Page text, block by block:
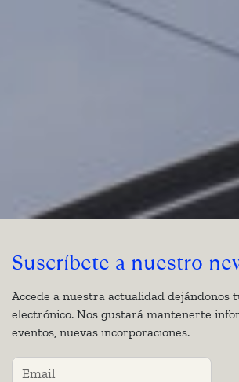
Suscríbete a nuestro
Accede a nuestra actualidad dejándonos
electrónico. Nos gustará mantenerte
eventos, nuevas incorporaciones.